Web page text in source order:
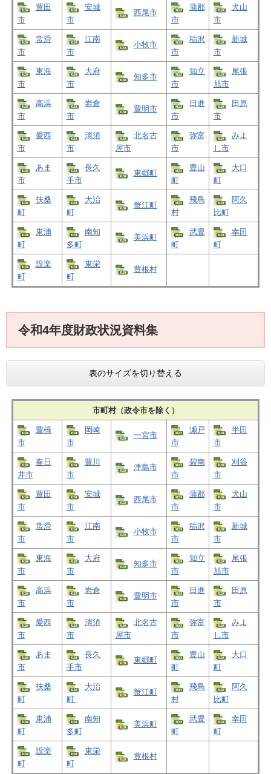
豊田
市
安城
市
西尾市
蒲郡
市
犬山
市
常滑
市
江南
市
小牧市
稲沢
市
新城
市
東海
市
大府
市
知多市
知立
市
尾張
旭市
高浜
市
岩倉
市
豊明市
日進
市
田原
市
愛西
市
清須
市
北名古
屋市
弥富
市
みよ
し市
あま
市
長久
手市
東郷町
豊山
町
大口
町
扶桑
町
大治
町
蟹江町
飛島
村
阿久
比町
東浦
町
南知
多町
美浜町
武豊
町
幸田
町
設楽
町
東栄
町
豊根村
令和4年度財政状況資料集
表のサイズを切り替える
市町村（政令市を除く）
豊橋
市
岡崎
市
一宮市
瀬戸
市
半田
市
春日
井市
豊川
市
津島市
碧南
市
刈谷
市
豊田
市
安城
市
西尾市
蒲郡
市
犬山
市
常滑
市
江南
市
小牧市
稲沢
市
新城
市
東海
市
大府
市
知多市
知立
市
尾張
旭市
高浜
市
岩倉
市
豊明市
日進
市
田原
市
愛西
市
清須
市
北名古
屋市
弥富
市
みよ
し市
あま
市
長久
手市
東郷町
豊山
町
大口
町
扶桑
町
大治
町
蟹江町
飛島
村
阿久
比町
東浦
町
南知
多町
美浜町
武豊
町
幸田
町
設楽
町
東栄
町
豊根村